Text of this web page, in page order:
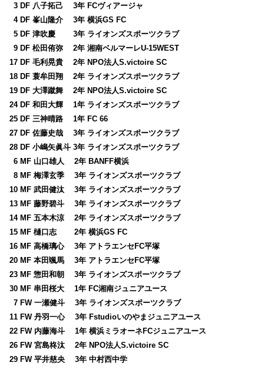
03 DF 八子拓己 3年 FCヴィアージャ
04 DF 峯山隆介 3年 横浜GS FC
05 DF 津吹慶 3年 ライオンズスポーツクラブ
09 DF 松田侑弥 2年 湘南ベルマーレU-15WEST
17 DF 毛利晃貴 2年 NPO法人S.victoire SC
18 DF 蓑牟田翔 2年 ライオンズスポーツクラブ
19 DF 大澤蹴舞 2年 NPO法人S.victoire SC
24 DF 和田大輝 1年 ライオンズスポーツクラブ
25 DF 三神晴路 1年 FC 66
27 DF 佐藤史哉 3年 ライオンズスポーツクラブ
28 DF 小嶋矢眞斗 3年 ライオンズスポーツクラブ
06 MF 山口雄人 2年 BANFF横浜
08 MF 梅澤玄季 3年 ライオンズスポーツクラブ
10 MF 武田健汰 3年 ライオンズスポーツクラブ
13 MF 藤野碧斗 3年 ライオンズスポーツクラブ
14 MF 五本木涼 2年 ライオンズスポーツクラブ
15 MF 樋口志 2年 横浜GS FC
16 MF 高橋璃心 3年 アトラエンセFC平塚
20 MF 本田颯馬 3年 アトラエンセFC平塚
23 MF 惣田和朝 3年 ライオンズスポーツクラブ
30 MF 串田桜大 1年 FC湘南ジュニアユース
07 FW 一瀬健斗 3年 ライオンズスポーツクラブ
11 FW 丹羽一心 3年 Fstudioいのやまジュニアユース
22 FW 内藤海斗 1年 横浜ミラオーネFCジュニアユース
26 FW 宮島柊汰 2年 NPO法人S.victoire SC
29 FW 平井慈央 3年 中村西中学